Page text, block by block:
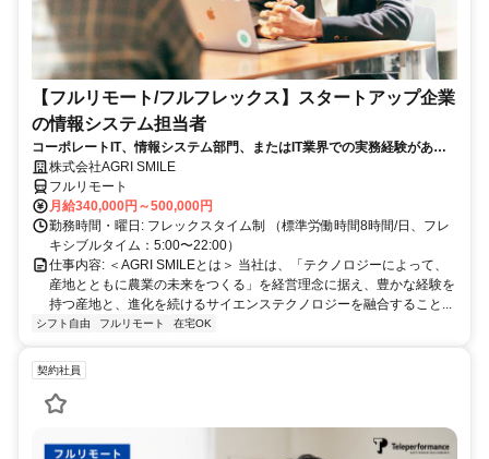
【フルリモート/フルフレックス】スタートアップ企業
の情報システム担当者
コーポレートIT、情報システム部門、またはIT業界での実務経験がある
方、大歓迎！
株式会社AGRI SMILE
フルリモート
月給340,000円～500,000円
勤務時間・曜日: フレックスタイム制 （標準労働時間8時間/日、フレ
キシブルタイム：5:00〜22:00）
仕事内容: ＜AGRI SMILEとは＞ 当社は、「テクノロジーによって、
産地とともに農業の未来をつくる」を経営理念に据え、豊かな経験を
持つ産地と、進化を続けるサイエンステクノロジーを融合すること...
シフト自由 フルリモート 在宅OK
契約社員